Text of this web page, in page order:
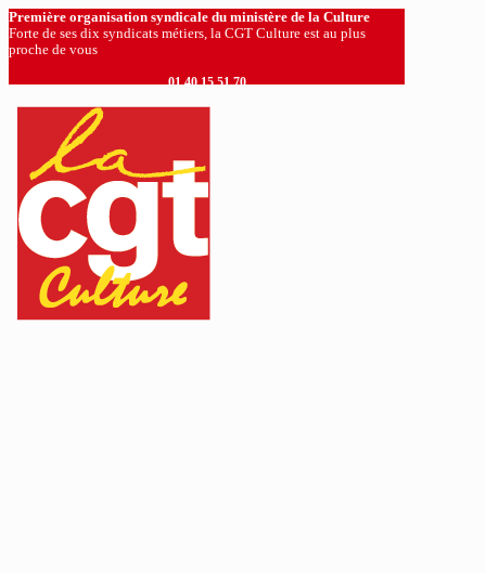
Première organisation syndicale du ministère de la Culture
Forte de ses dix syndicats métiers, la CGT Culture est au plus
proche de vous
01 40 15 51 70